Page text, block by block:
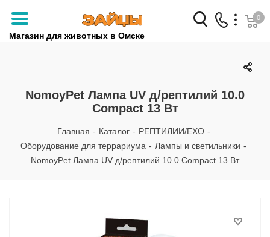
Магазин для животных в Омске
Заказать звонок
+7 (3812) 79-04-04
+7 (950) 959-88-32
0
NomoyPet Лампа UV д/рептилий 10.0
Compact 13 Вт
Главная - Каталог - РЕПТИЛИИ/EXO -
Оборудование для террариума - Лампы и светильники -
NomoyPet Лампа UV д/рептилий 10.0 Compact 13 Вт